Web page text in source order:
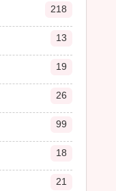
218
13
19
26
99
18
21